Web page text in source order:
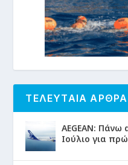
ΤΕΛΕΥΤΑΙΑ ΑΡΘΡΑ
AEGEAN: Πάνω
Ιούλιο για